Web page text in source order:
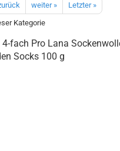
weiter »
Letzter »
Kategorie
fach Pro Lana
Socks 100 g